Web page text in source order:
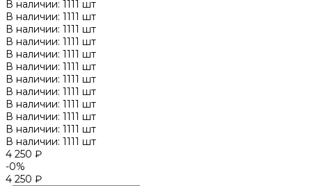
В наличии: 1111 шт
В наличии: 1111 шт
В наличии: 1111 шт
В наличии: 1111 шт
В наличии: 1111 шт
В наличии: 1111 шт
В наличии: 1111 шт
В наличии: 1111 шт
В наличии: 1111 шт
В наличии: 1111 шт
В наличии: 1111 шт
В наличии: 1111 шт
4 250 ₽
-0%
4 250 ₽